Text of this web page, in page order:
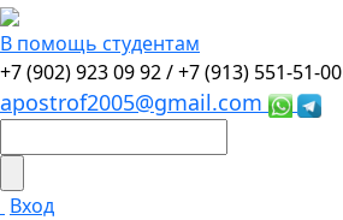
В помощь студентам
+7 (902) 923 09 92 /+7 (913) 551-51-00
apostrof2005@gmail.com
Вход